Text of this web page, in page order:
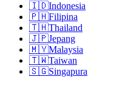
🇮🇩Indonesia
🇵🇭Filipina
🇹🇭Thailand
🇯🇵Jepang
🇲🇾Malaysia
🇹🇼Taiwan
🇸🇬Singapura